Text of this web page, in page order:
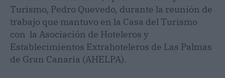
Turismo, Pedro Quevedo, durante la reunión de
trabajo que mantuvo en la Casa del Turismo
con la Asociación de Hoteleros y
Establecimientos Extrahoteleros de Las Palmas
de Gran Canaria (AHELPA).